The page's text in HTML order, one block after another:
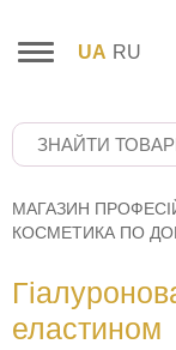
UA RU
МАГАЗИН
КОСМЕТИКА ПО
еластином